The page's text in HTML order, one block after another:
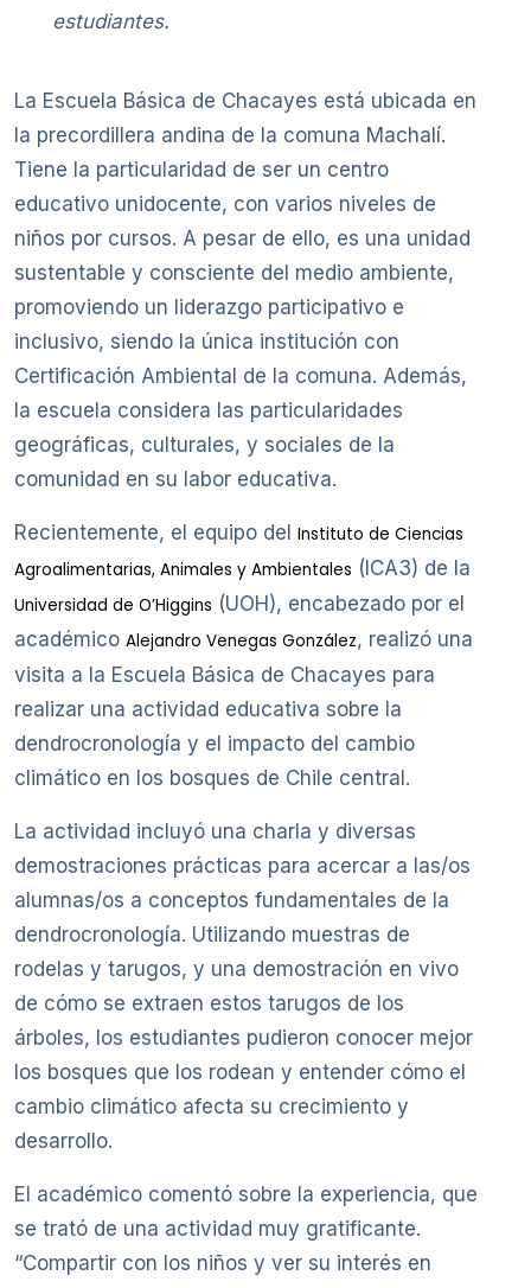
estudiantes.
La Escuela Básica de Chacayes está ubicada en
la precordillera andina de la comuna Machalí.
Tiene la particularidad de ser un centro
educativo unidocente, con varios niveles de
niños por cursos. A pesar de ello, es una unidad
sustentable y consciente del medio ambiente,
promoviendo un liderazgo participativo e
inclusivo, siendo la única institución con
Certificación Ambiental de la comuna. Además,
la escuela considera las particularidades
geográficas, culturales, y sociales de la
comunidad en su labor educativa.
Recientemente, el equipo del Instituto de Ciencias
Agroalimentarias, Animales y Ambientales (ICA3) de la
Universidad de O’Higgins (UOH), encabezado por el
académico Alejandro Venegas González, realizó una
visita a la Escuela Básica de Chacayes para
realizar una actividad educativa sobre la
dendrocronología y el impacto del cambio
climático en los bosques de Chile central.
La actividad incluyó una charla y diversas
demostraciones prácticas para acercar a las/os
alumnas/os a conceptos fundamentales de la
dendrocronología. Utilizando muestras de
rodelas y tarugos, y una demostración en vivo
de cómo se extraen estos tarugos de los
árboles, los estudiantes pudieron conocer mejor
los bosques que los rodean y entender cómo el
cambio climático afecta su crecimiento y
desarrollo.
El académico comentó sobre la experiencia, que
se trató de una actividad muy gratificante.
“Compartir con los niños y ver su interés en